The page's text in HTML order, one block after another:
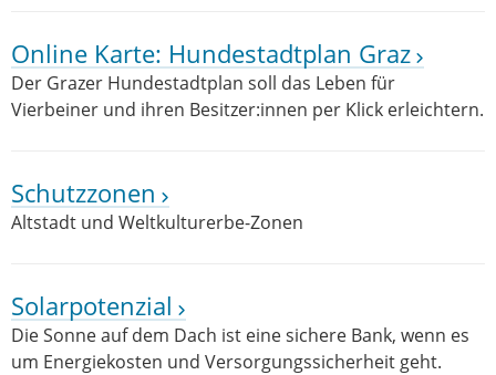
Online Karte: Hundestadtplan Graz
Der Grazer Hundestadtplan soll das Leben für
Vierbeiner und ihren Besitzer:innen per Klick erleichtern.
Schutzzonen
Altstadt und Weltkulturerbe-Zonen
Solarpotenzial
Die Sonne auf dem Dach ist eine sichere Bank, wenn es
um Energiekosten und Versorgungssicherheit geht.